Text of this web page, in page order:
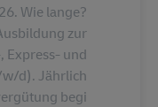
Wie lange?
zur
Express- und
d). Jährlich
begi...